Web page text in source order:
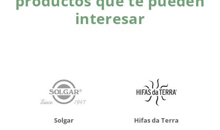
interesar
Solgar Hifas da Terra